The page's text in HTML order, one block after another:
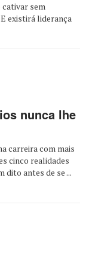
cativar sem
existirá liderança
nunca lhe
carreira com mais
cinco realidades
dito antes de se ...